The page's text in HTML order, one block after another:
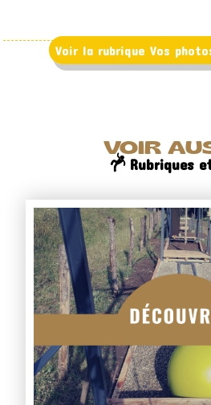
Voir la rubrique Vos
VOIR
Rubriques